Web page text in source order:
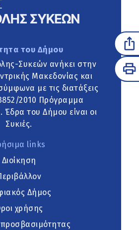
του Δήμου
Συκεών ανήκει στην
Μακεδονίας και
με τις διατάξεις
2010 Πρόγραμμα
Έδρα του Δήμου είναι οι
Συκιές.
links
Διοίκηση
Δήμος
χρήσης